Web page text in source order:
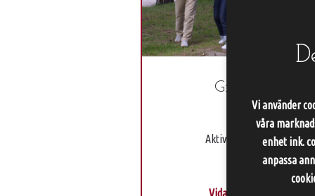
Aktiviteter stärker
Vidare till
Vi använder
våra
enhet ink.
anpassa